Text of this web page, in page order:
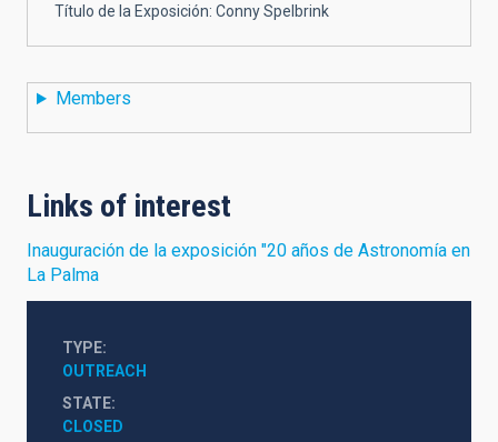
Título de la Exposición: Conny Spelbrink
Members
Links of interest
Inauguración de la exposición "20 años de Astronomía en
La Palma
TYPE
OUTREACH
STATE
CLOSED